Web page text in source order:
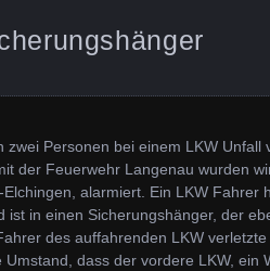
zwei Personen bei einem LKW Unfall
der Feuerwehr Langenau wurden
alarmiert. Ein LKW Fahrer
ist in einen Sicherungshänger, der
des auffahrenden LKW verletzte
dass der vordere LKW, ein